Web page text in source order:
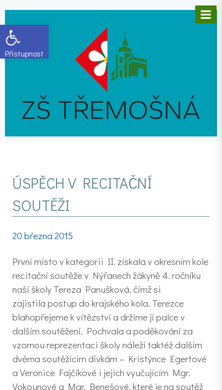
Open toolbar
ÚSPĚCH V RECITAČNÍ
SOUTĚŽI
20 března 2015
První místo v kategorii II. získala v okresním kole
recitační soutěže v Nýřanech žákyně 4. ročníku
naší školy Tereza Panušková, čímž si
zajistila postup do krajského kola. Terezce
blahopřejeme k vítězství a držíme jí palce v
dalším soutěžení. Pochvala a poděkování za
vzornou reprezentaci školy náleží taktéž dalším
dvěma soutěžícím dívkám – Kristýnce Egertové
a Veronice Fajčíkové i jejich vyučujícím Mgr.
Vokounové a Mgr. Benešové, které je na soutěž